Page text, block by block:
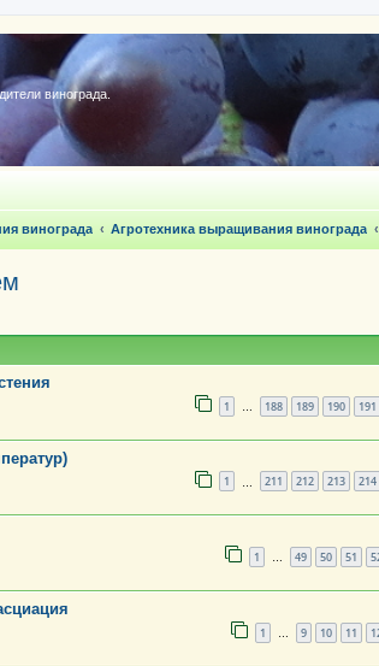
винограда.
винограда Агротехника выращивания винограда
1 … 188 189 190 191
1 211 212 213 214
1 … 49 50 51
1 … 9 10 11